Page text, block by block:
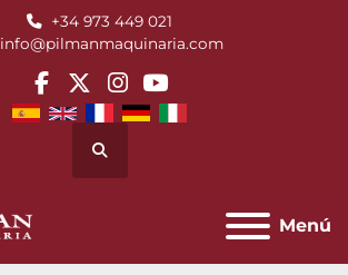
+34 973 449 021
info@pilmanmaquinaria.com
facebook
twitterinstagram
youtube
Buscar
Menú